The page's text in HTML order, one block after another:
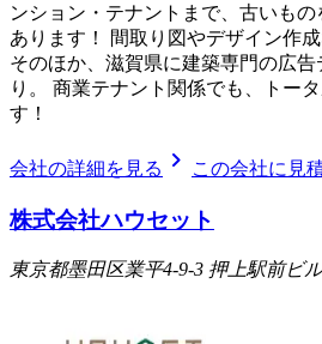
ンション・テナントまで、古いも
あります！ 間取り図やデザイン作
そのほか、滋賀県に建築専門の広
り。 商業テナント関係でも、トー
す！
会社の詳細を見る chevron_right この会社に見
株式会社ハウセット
東京都墨田区業平4-9-3 押上駅前ビ